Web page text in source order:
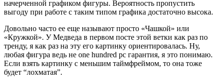
начерченной графиком фигуры. Вероятность пропустить
выгоду при работе с таким типом графика достаточно высока.
Довольно часто ее еще называют просто «Чашкой» или
«Кружкой». У Медведа в первом посте этой ветки как раз по
тренду, я как раз на эту его картинку ориентировалась. Ну,
любая фигура ведь не one hundred pc гарантия, я это понимаю.
Если взять картинку с меньшим таймфреймом, то она тоже
будет “лохматая”.